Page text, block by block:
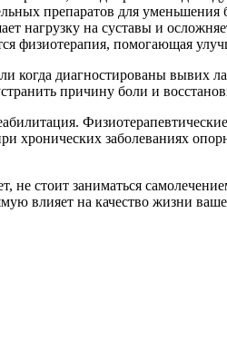
препаратов для
нагрузку на суставы и
физиотерапия, помогающая
когда диагностированы вывих
причину боли и
хронических заболеваниях
не стоит заниматься
влияет на качество жизни